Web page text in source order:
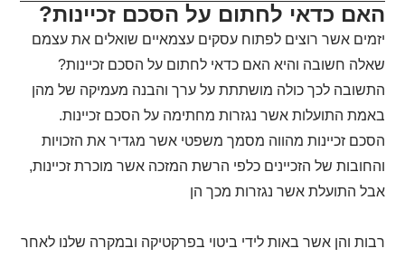
האם כדאי לחתום על הסכם זכיינות?
יזמים אשר רוצים לפתוח עסקים עצמאיים שואלים את עצמם
שאלה חשובה והיא האם כדאי לחתום על הסכם זכיינות?
התשובה לכך כולה מושתתת על ערך והבנה מעמיקה של מהן
באמת התועלות אשר נגזרות מחתימה על הסכם זכיינות.
הסכם זכיינות מהווה מסמך משפטי אשר מגדיר את הזכויות
והחובות של הזכיינים כלפי הרשת המזכה אשר מוכרת זכיינות,
אבל התועלת אשר נגזרות מכך הן
רבות והן אשר באות לידי ביטוי בפרקטיקה ובמקרה שלנו לאחר